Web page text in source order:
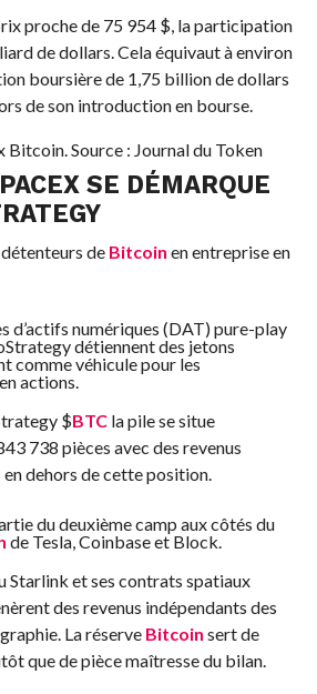
proche de 75 954 $, la participation
de dollars. Cela équivaut à environ
boursière de 1,75 billion de dollars
de son introduction en bourse.
Source : Journal du Token
SE DÉMARQUE
de Bitcoin en entreprise en
d’actifs numériques (DAT) pure-play
détiennent des jetons
comme véhicule pour les
actions.
$BTCla pile se situe
738 pièces avec des revenus
dehors de cette position.
du deuxième camp aux côtés du
de Tesla, Coinbase et Block.
Starlink et ses contrats spatiaux
des revenus indépendants des
La réserve Bitcoin sert de
que de pièce maîtresse du bilan.